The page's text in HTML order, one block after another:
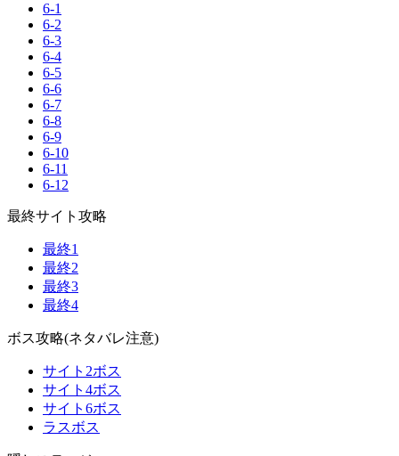
6-1
6-2
6-3
6-4
6-5
6-6
6-7
6-8
6-9
6-10
6-11
6-12
最終サイト攻略
最終1
最終2
最終3
最終4
ボス攻略(ネタバレ注意)
サイト2ボス
サイト4ボス
サイト6ボス
ラスボス